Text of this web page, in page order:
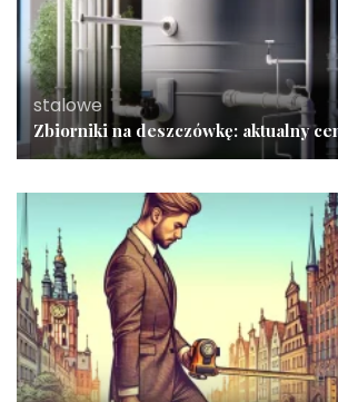
stalowe
Zbiorniki na deszczówkę: aktualny